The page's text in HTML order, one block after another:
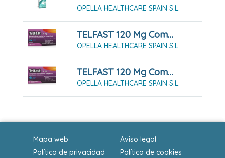
OPELLA HEALTHCARE SPAIN S.L.
TELFAST 120 Mg Comprimidos Recubiertos Con Película, 15 Comprimidos
OPELLA HEALTHCARE SPAIN S.L.
TELFAST 120 Mg Comprimidos Recubiertos Con Película, 7 Comprimidos
OPELLA HEALTHCARE SPAIN S.L.
Mapa web
Aviso legal
Política de privacidad
Política de cookies